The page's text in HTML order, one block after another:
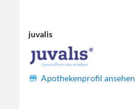
juvalis
Apothekenprofil ansehen